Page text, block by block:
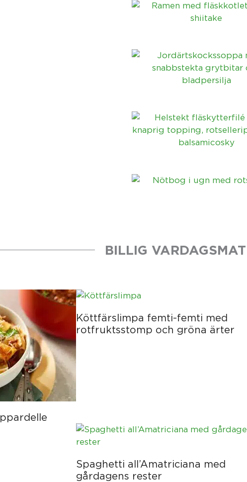
BILLIG VARDAGSMAT
Köttfärslimpa femti-femti med
rotfruktsstomp och gröna ärter
Spaghetti all’Amatriciana med
gårdagens rester